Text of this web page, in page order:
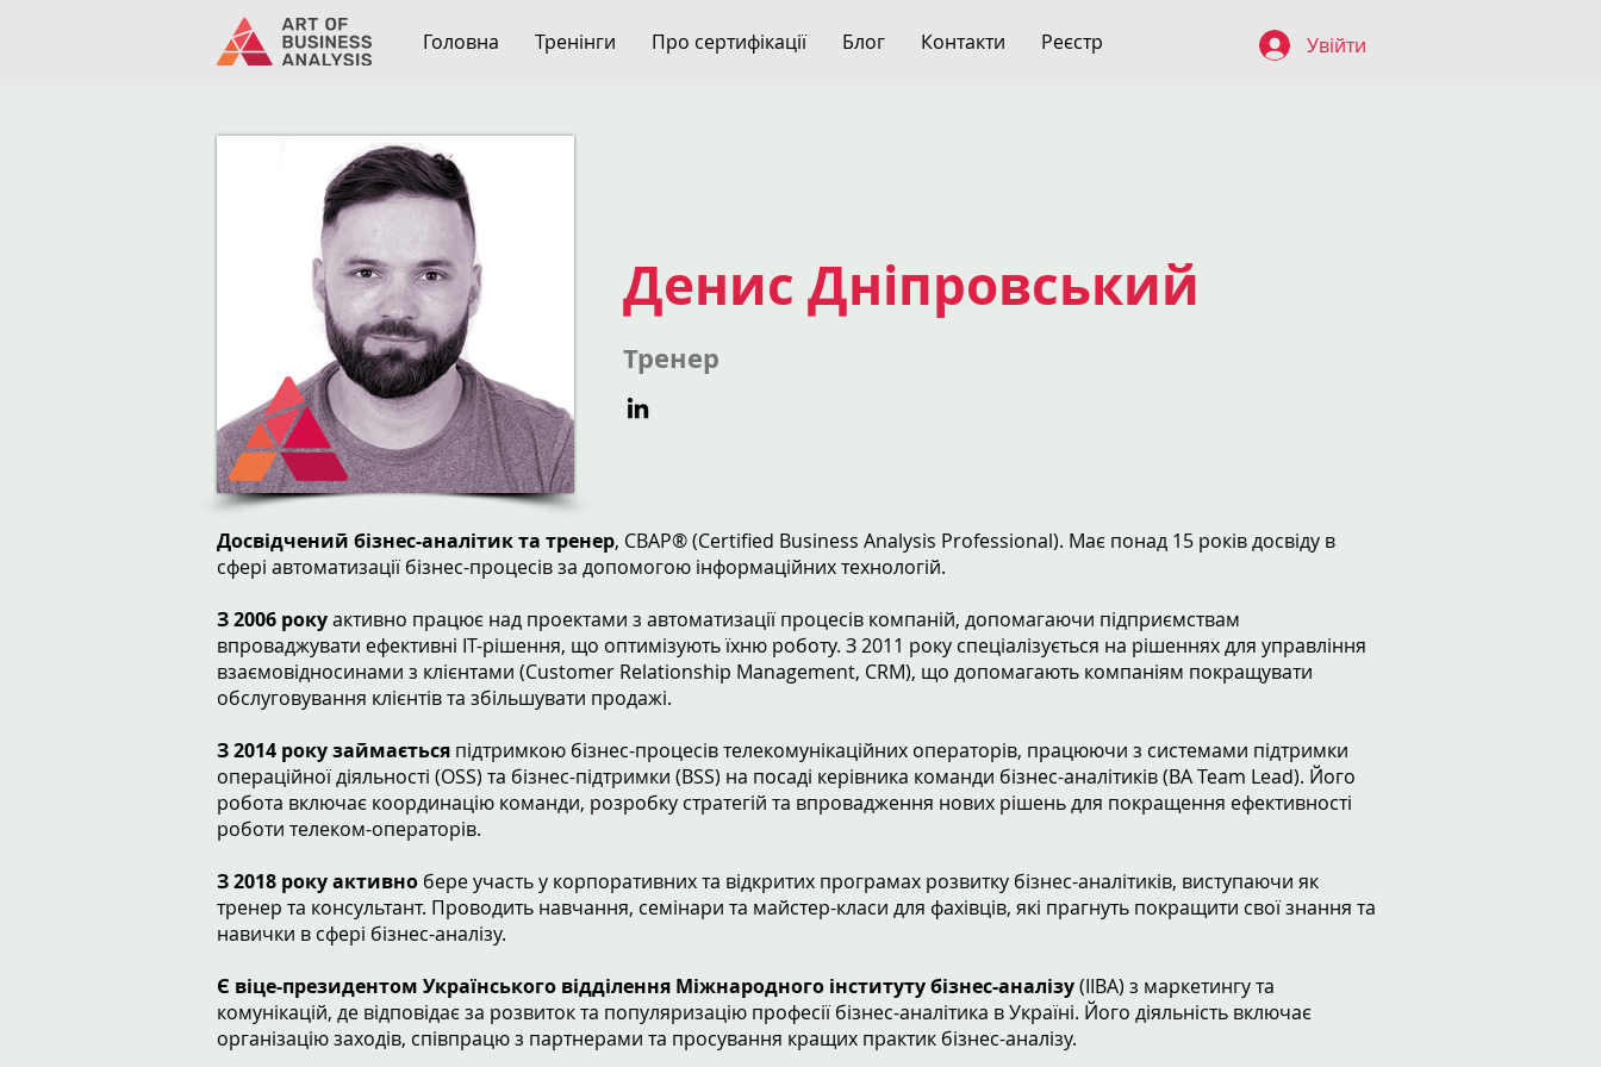
Головна Тренінги Про сертифікації Блог Контакти Реєстр Увійти
Денис Дніпровський
Тренер
Досвідчений бізнес-аналітик та тренер, CBAP® (Certified Business Analysis Professional). Має понад 15 років досвіду в
сфері автоматизації бізнес-процесів за допомогою інформаційних технологій.
З 2006 рокуактивно працює над проектами з автоматизації процесів компаній, допомагаючи підприємствам
впроваджувати ефективні ІТ-рішення, що оптимізують їхню роботу. З 2011 року спеціалізується на рішеннях для управління
взаємовідносинами з клієнтами (Customer Relationship Management, CRM), що допомагають компаніям покращувати
обслуговування клієнтів та збільшувати продажі.
З 2014 року займається підтримкою бізнес-процесів телекомунікаційних операторів, працюючи з системами підтримки
операційної діяльності (OSS) та бізнес-підтримки (BSS) на посаді керівника команди бізнес-аналітиків (BA Team Lead). Його
робота включає координацію команди, розробку стратегій та впровадження нових рішень для покращення ефективності
роботи телеком-операторів.
З 2018 року активно бере участь у корпоративних та відкритих програмах розвитку бізнес-аналітиків, виступаючи як
тренер та консультант. Проводить навчання, семінари та майстер-класи для фахівців, які прагнуть покращити свої знання та
навички в сфері бізнес-аналізу.
Є віце-президентом Українського відділення Міжнародного інституту бізнес-аналізу(IIBA) з маркетингу та
комунікацій, де відповідає за розвиток та популяризацію професії бізнес-аналітика в Україні. Його діяльність включає
організацію заходів, співпрацю з партнерами та просування кращих практик бізнес-аналізу.